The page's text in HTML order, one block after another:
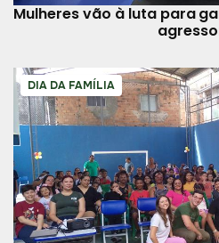
Mulheres vão à luta para
DIA DA FAMÍLIA